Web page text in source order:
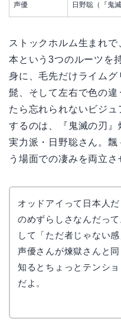
声優 日野聡（『鬼
ストックホルム生まれ
本という3つのルーツを
身に、毛先だけライム
髭、そして左右で色の
たら忘れられないビジ
するのは、『鬼滅の刃
実力派・日野聡さん。
う場面での凄みを両立さ
オッドアイって日本人
のめずらしさなんだっ
して「ただ者じゃない
声優さんが煉獄さんと同
知るとちょっとテンシ
だよ。